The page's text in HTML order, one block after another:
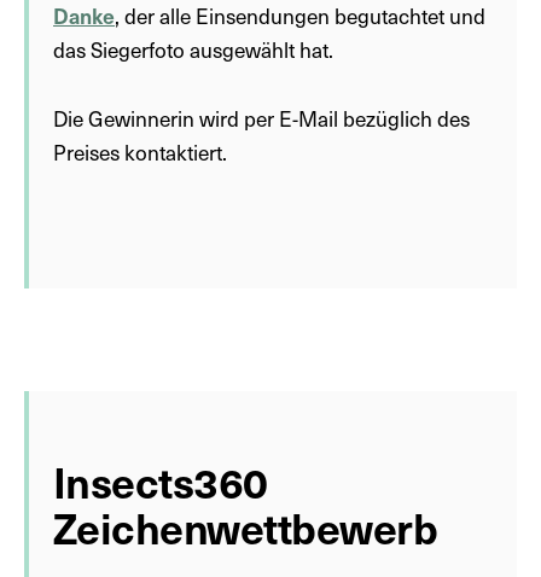
Danke, der alle Einsendungen begutachtet und
das Siegerfoto ausgewählt hat.
Die Gewinnerin wird per E-Mail bezüglich des
Preises kontaktiert.
Insects360
Zeichenwettbewerb